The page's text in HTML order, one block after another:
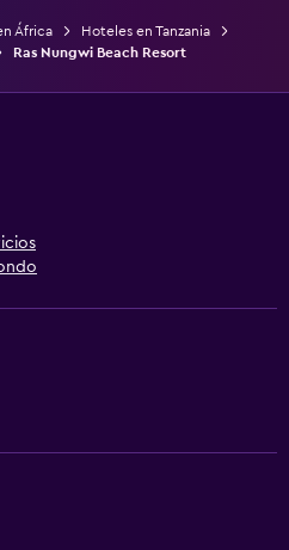
África
Hoteles en Tanzania
Ras Nungwi Beach Resort